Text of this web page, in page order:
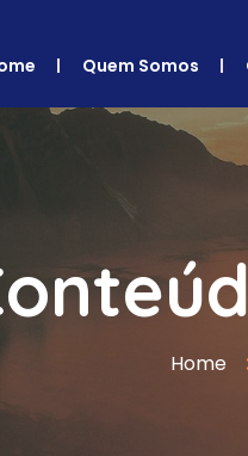
Quem Somos
Home